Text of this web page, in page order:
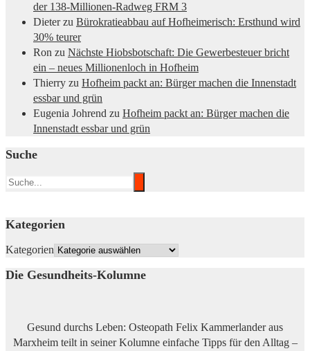
der 138-Millionen-Radweg FRM 3
Dieterzu Bürokratieabbau auf Hofheimerisch: Ersthund wird
30% teurer
Ron zu Nächste Hiobsbotschaft: Die Gewerbesteuer bricht
ein – neues Millionenloch in Hofheim
Thierry zu Hofheim packt an: Bürger machen die Innenstadt
essbar und grün
Eugenia Johrend zu Hofheim packt an: Bürger machen die
Innenstadt essbar und grün
Suche
Kategorien
Kategorien
Die Gesundheits-Kolumne
Gesund durchs Leben: Osteopath Felix Kammerlander aus
Marxheim teilt in seiner Kolumne einfache Tipps für den Alltag –